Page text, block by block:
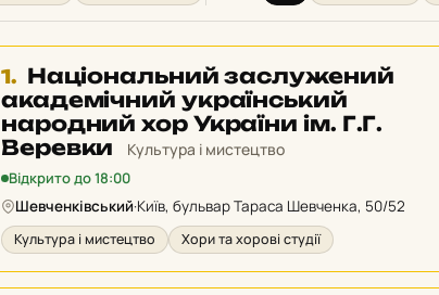
1. Місце
1
у
рейтингу:
Національний заслужений
академічний український
народний хор України ім. Г.Г.
Веревки
Культура і мистецтво
Відкрито до 18:00
Шевченківський·Київ, бульвар Тараса Шевченка, 50/52
Культура і мистецтво Хори та хорові студії